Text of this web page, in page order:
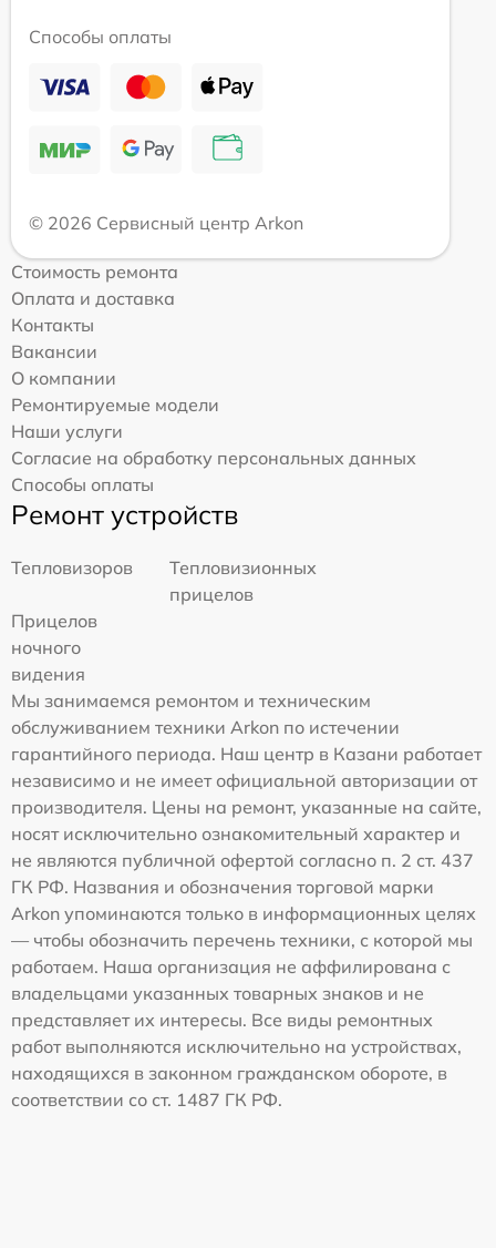
Способы оплаты
© 2026 Сервисный центр Arkon
Стоимость ремонта
Оплата и доставка
Контакты
Вакансии
О компании
Ремонтируемые модели
Наши услуги
Согласие на обработку персональных данных
Способы оплаты
Ремонт устройств
Тепловизоров
Тепловизионных
прицелов
Прицелов
ночного
видения
Мы занимаемся ремонтом и техническим
обслуживанием техники Arkon по истечении
гарантийного периода. Наш центр в Казани работает
независимо и не имеет официальной авторизации от
производителя. Цены на ремонт, указанные на сайте,
носят исключительно ознакомительный характер и
не являются публичной офертой согласно п. 2 ст. 437
ГК РФ. Названия и обозначения торговой марки
Arkon упоминаются только в информационных целях
— чтобы обозначить перечень техники, с которой мы
работаем. Наша организация не аффилирована с
владельцами указанных товарных знаков и не
представляет их интересы. Все виды ремонтных
работ выполняются исключительно на устройствах,
находящихся в законном гражданском обороте, в
соответствии со ст. 1487 ГК РФ.